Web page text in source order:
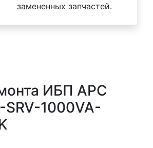
замененных запчастей.
ИБП APC
SRV-1000VA-